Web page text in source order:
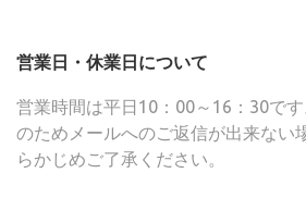
営業日・休業日について
営業時間は平日10：00～16：30で
のためメールへのご返信が出来ない
らかじめご了承ください。